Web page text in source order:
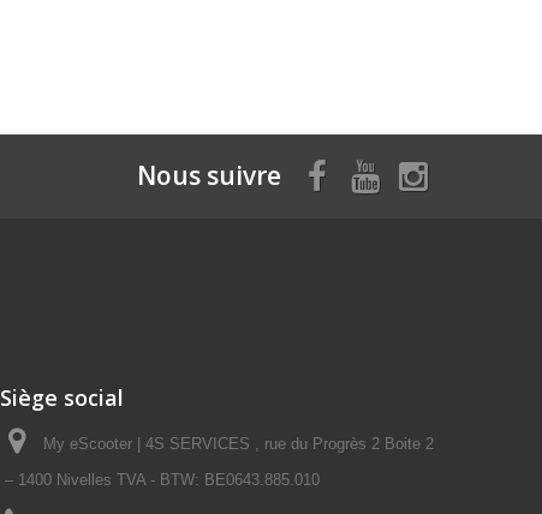
Nous suivre
Siège social
My eScooter | 4S SERVICES , rue du Progrès 2 Boite 2
– 1400 Nivelles TVA - BTW: BE0643.885.010